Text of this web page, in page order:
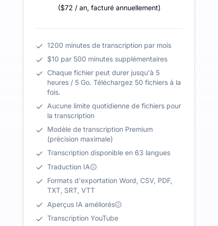
($72 / an, facturé annuellement)
1200 minutes de transcription par mois
$10 par 500 minutes supplémentaires
Chaque fichier peut durer jusqu'à 5
heures / 5 Go. Téléchargez 50 fichiers à la
fois.
Aucune limite quotidienne de fichiers pour
la transcription
Modèle de transcription Premium
(précision maximale)
Transcription disponible en 63 langues
Traduction IA
Formats d'exportation Word, CSV, PDF,
TXT, SRT, VTT
Aperçus IA améliorés
Transcription YouTube